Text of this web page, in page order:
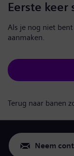
Eerste
Als je nog niet
aanmaken.
Terug naar banen
Neem